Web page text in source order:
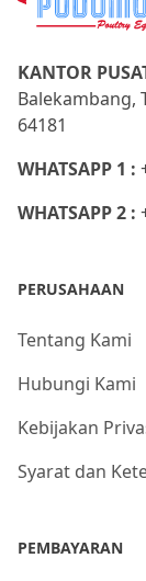
KANTOR
Balekambang,
64181
WHATSAPP 1 :
WHATSAPP 2 :
PERUSAHAAN
Tentang Kami
Hubungi Kami
Kebijakan
Syarat dan
PEMBAYARAN